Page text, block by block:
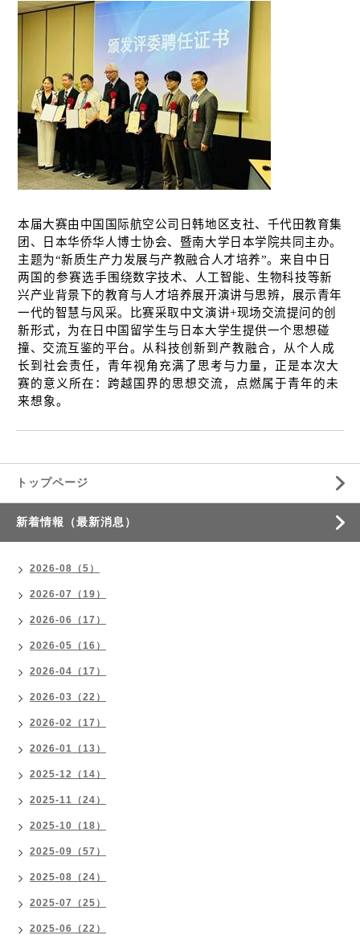
本届大赛由中国国际航空公司日韩地区支社、千代田教育集
团、日本华侨华人博士协会、暨南大学日本学院共同主办。
主题为“新质生产力发展与产教融合人才培养”。 来自中日
两国的参赛选手 围绕数字技术、人工智能、生物科技等新
兴产业背景下的教育与人才培养展开演讲与思辨，展示青年
一代的智慧与风采。比赛采取中文演讲+现场交流提问的创
新形式，为在日中国留学生与日本大学生提供一个思想碰
撞、交流互鉴的平台。 从科技创新到产教融合，从个人成
长到社会责任，青年视角充满了思考与力量，正是本次大
赛的意义所在：跨越国界的思想交流，点燃属于青年的未
来想象。
トップページ
新着情報（最新消息）
2026-08（5）
2026-07（19）
2026-06（17）
2026-05（16）
2026-04（17）
2026-03（22）
2026-02（17）
2026-01（13）
2025-12（14）
2025-11（24）
2025-10（18）
2025-09（57）
2025-08（24）
2025-07（25）
2025-06（22）